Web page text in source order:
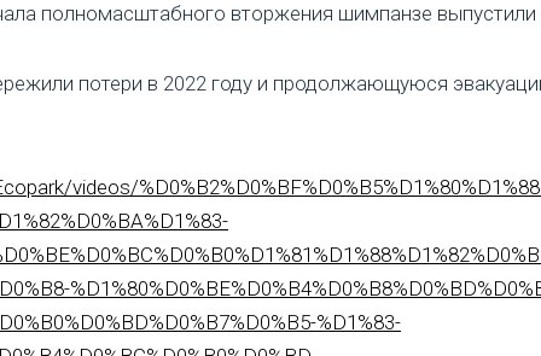
полномасштабного вторжения шимпанзе выпустили
потери в 2022 году и продолжающуюся
videos/
%D1%83-